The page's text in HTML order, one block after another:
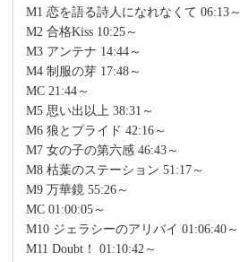
M1 恋を語る詩人になれなくて 06:13～
M2 合格Kiss 10:25～
M3 アンテナ 14:44～
M4 制服の芽 17:48～
MC 21:44～
M5 思い出以上 38:31～
M6 狼とプライド 42:16～
M7 女の子の第六感 46:43～
M8 枯葉のステーション 51:17～
M9 万華鏡 55:26～
MC 01:00:05～
M10 ジェラシーのアリバイ 01:06:40～
M11 Doubt！ 01:10:42～